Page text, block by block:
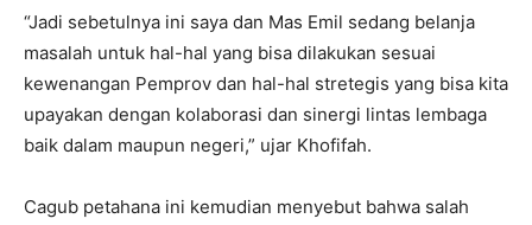
“Jadi sebetulnya ini saya dan Mas Emil sedang belanja
masalah untuk hal-hal yang bisa dilakukan sesuai
kewenangan Pemprov dan hal-hal stretegis yang bisa kita
upayakan dengan kolaborasi dan sinergi lintas lembaga
baik dalam maupun negeri,” ujar Khofifah.
Cagub petahana ini kemudian menyebut bahwa salah